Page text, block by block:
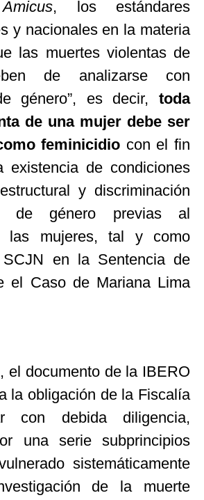
Amicus, los estándares
y nacionales en la materia
las muertes violentas de
de analizarse con
género”, es decir, toda
de una mujer debe ser
feminicidio con el fin
existencia de condiciones
y discriminación
de género previas al
las mujeres, tal y como
en la Sentencia de
el Caso de Mariana Lima
el documento de la IBERO
la obligación de la Fiscalía
con debida diligencia,
una serie subprincipios
sistemáticamente
de la muerte